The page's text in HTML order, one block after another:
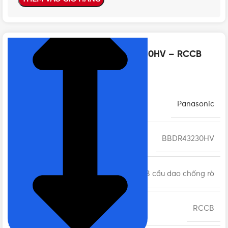
Thông số kỹ thuật của BBDR43230HV – RCCB
Panasonic 4P 32A 30mA
Panasonic
BBDR43230HV
DÒNG SẢN PHẨM RCCB cầu dao chống rò
LOẠI CẦU DAO RCCB
NHẤN ĐỂ XEM TIẾP (THU GỌN)